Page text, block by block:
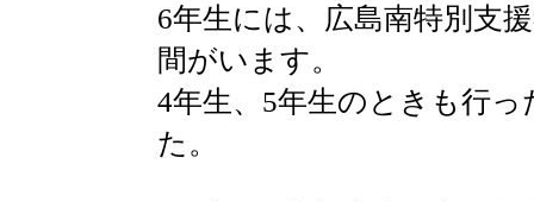
6年生には、広島南特別支
間がいます。
4年生、5年生のときも行
た。